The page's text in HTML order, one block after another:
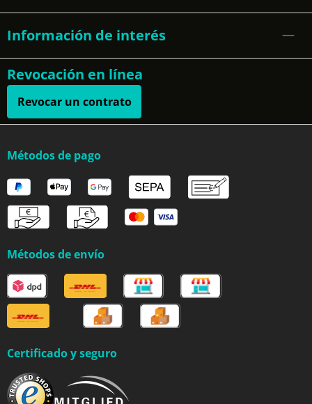
Información de interés
Revocación en línea
Revocar un contrato
Métodos de pago
Métodos de envío
Certificado y seguro